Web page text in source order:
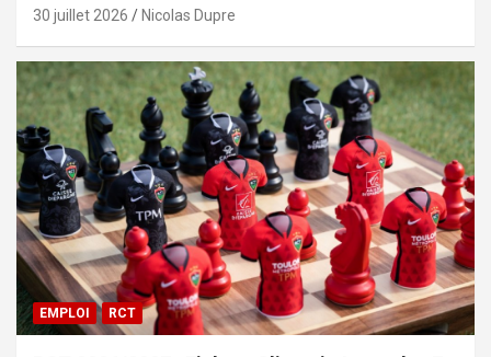
30 juillet 2026 Nicolas Dupre
EMPLOI RCT